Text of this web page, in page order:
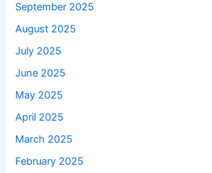
September 2025
August 2025
July 2025
June 2025
May 2025
April 2025
March 2025
February 2025